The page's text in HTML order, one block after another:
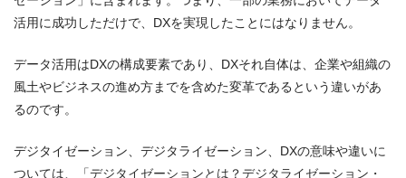
活用に成功しただけで、DXを実現したことにはなりません。
データ活用はDXの構成要素であり、DXそれ自体は、企業や組織の
風土やビジネスの進め方までを含めた変革であるという違いがあ
るのです。
デジタイゼーション、デジタライゼーション、DXの意味や違いに
ついては、「デジタイゼーションとは？デジタライゼーション・